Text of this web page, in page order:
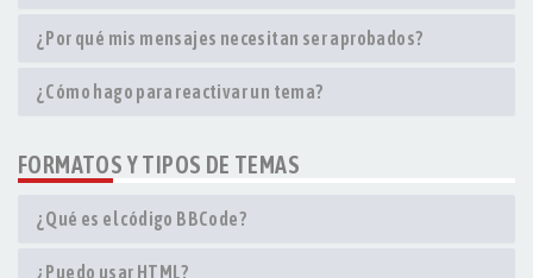
¿Por qué mis mensajes necesitan ser aprobados?
¿Cómo hago para reactivar un tema?
FORMATOS Y TIPOS DE TEMAS
¿Qué es el código BBCode?
¿Puedo usar HTML?